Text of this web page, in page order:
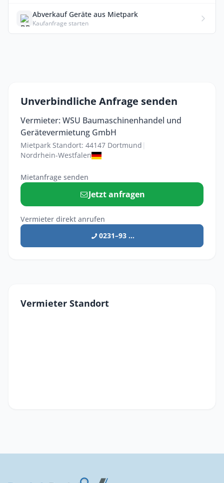
Abverkauf Geräte aus Mietpark
Kaufanfrage starten
Unverbindliche Anfrage senden
Vermieter: WSU Baumaschinenhandel und
Gerätevermietung GmbH
Mietpark Standort: 44147 Dortmund |
Nordrhein-Westfalen
Mietanfrage senden
Jetzt anfragen
Vermieter direkt anrufen
0231–93 ...
Vermieter Standort